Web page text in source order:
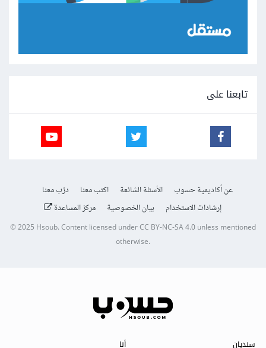
تابعنا على
عن أكاديمية حسوب الأسئلة الشائعة اكتب معنا
درّب معنا
إرشادات الاستخدام
بيان الخصوصية مركز المساعدة
© 2025Hsoub.Content licensed underCC BY-NC-SA 4.0unless mentioned
otherwise.